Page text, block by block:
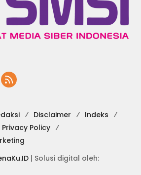
Disclaimer
Indeks
Privacy Policy
| Solusi digital oleh: